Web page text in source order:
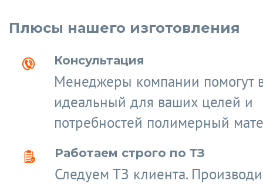
Плюсы нашего изготовления
Консультация
Менеджеры компании помогут
идеальный для ваших целей и
потребностей полимерный
Работаем строго по ТЗ
Следуем ТЗ клиента.